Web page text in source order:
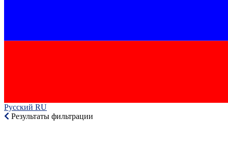
Русский RU‎
Результаты фильтрации